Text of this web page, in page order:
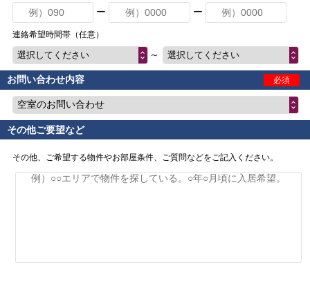
ー ー
連絡希望時間帯（任意）
選択してください ～ 選択してください
お問い合わせ内容 必須
空室のお問い合わせ
その他ご要望など
その他、ご希望する物件やお部屋条件、ご質問などをご記入ください。